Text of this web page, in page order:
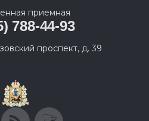
приемная
788-44-93
проспект, д. 39